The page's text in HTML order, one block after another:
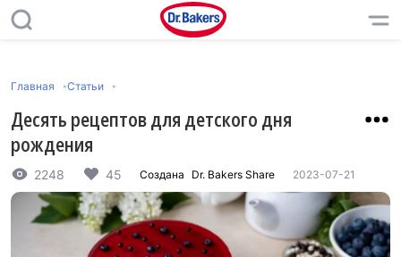
Главная Статьи
Десять рецептов для детского дня
рождения
2248 45 Создана Dr. Bakers Share 2023-07-21